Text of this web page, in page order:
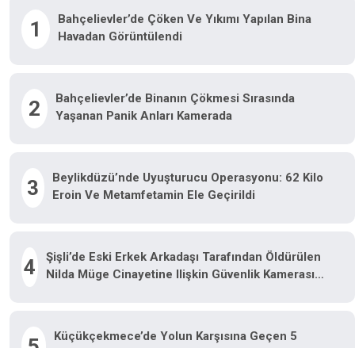
1
Bahçelievler’de Çöken Ve Yıkımı Yapılan Bina
Havadan Görüntülendi
2
Bahçelievler’de Binanın Çökmesi Sırasında
Yaşanan Panik Anları Kamerada
3
Beylikdüzü’nde Uyuşturucu Operasyonu: 62 Kilo
Eroin Ve Metamfetamin Ele Geçirildi
4
Şişli’de Eski Erkek Arkadaşı Tarafından Öldürülen
Nilda Müge Cinayetine Ilişkin Güvenlik Kamerası
Küçükçekmece’de Yolun Karşısına Geçen 5